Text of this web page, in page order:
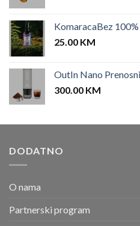
KomaracaBez
25.00 KM
OutIn Nano
300.00 KM
DODATNO
O nama
Partnerski program